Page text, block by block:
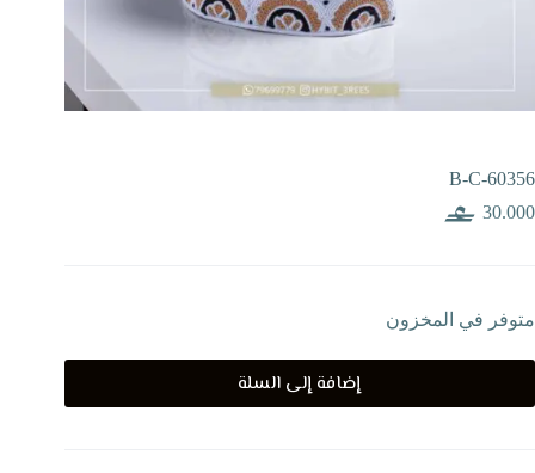
B-C-60356
30.000
متوفر في المخزون
إضافة إلى السلة